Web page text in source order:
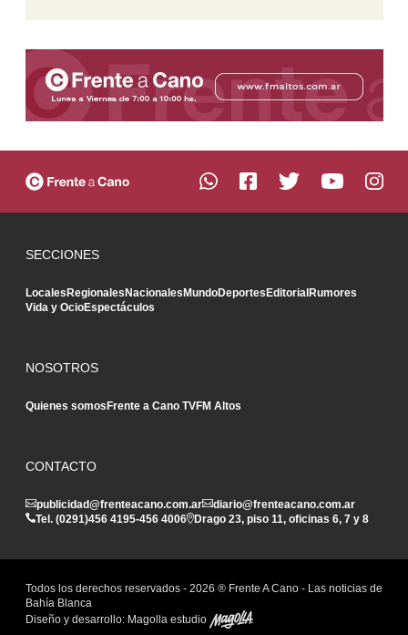
SECCIONES
LocalesRegionalesNacionalesMundoDeportesEditorialRumores
Vida y OcioEspectáculos
NOSOTROS
Quienes somosFrente a Cano TVFM Altos
CONTACTO
publicidad@frenteacano.com.ar
diario@frenteacano.com.ar
Tel. (0291)456 4195-456 4006 Drago 23, piso 11, oficinas 6, 7 y 8
Todos los derechos reservados - 2026 ® Frente A Cano - Las noticias de
Bahía Blanca
Diseño y desarrollo: Magolla estudio